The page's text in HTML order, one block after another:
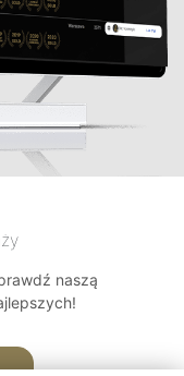
naszą